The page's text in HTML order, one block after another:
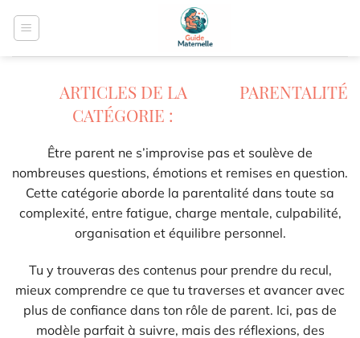
PARENTALITÉ
Être parent ne s’improvise pas et soulève de
nombreuses questions, émotions et remises en question.
Cette catégorie aborde la parentalité dans toute sa
complexité, entre fatigue, charge mentale, culpabilité,
organisation et équilibre personnel.
Tu y trouveras des contenus pour prendre du recul,
mieux comprendre ce que tu traverses et avancer avec
plus de confiance dans ton rôle de parent. Ici, pas de
modèle parfait à suivre, mais des réflexions, des